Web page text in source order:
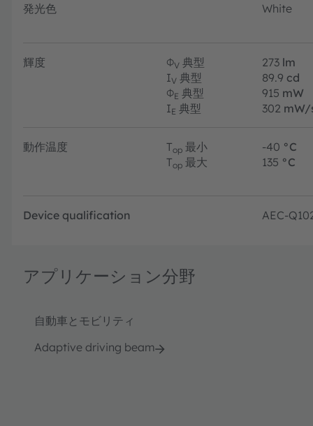
発光色 White
輝度 ΦV 典型 273 lm
IV 典型 89.9 cd
ΦE 典型 915 mW
IE 典型 302 mW/
動作温度 Top 最小 -40 °C
Top 最大 135 °C
Device qualification AEC-
アプリケーション分野
自動車とモビリティ
Adaptive driving beam